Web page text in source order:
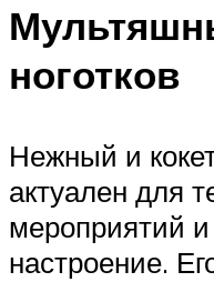
ноготков
Нежный и
актуален для
мероприятий
настроение.